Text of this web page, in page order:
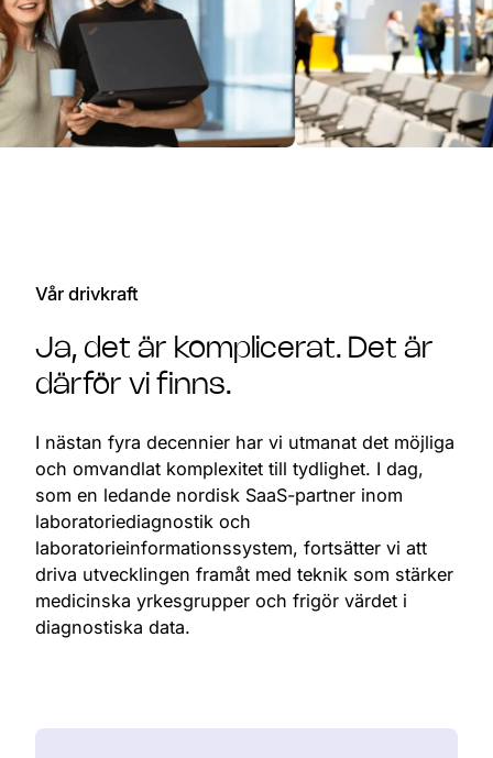
Vår drivkraft
Ja, det är komplicerat. Det är
därför vi finns.
I nästan fyra decennier har vi utmanat det möjliga
och omvandlat komplexitet till tydlighet. I dag,
som en ledande nordisk SaaS-partner inom
laboratoriediagnostik och
laboratorieinformationssystem, fortsätter vi att
driva utvecklingen framåt med teknik som stärker
medicinska yrkesgrupper och frigör värdet i
diagnostiska data.